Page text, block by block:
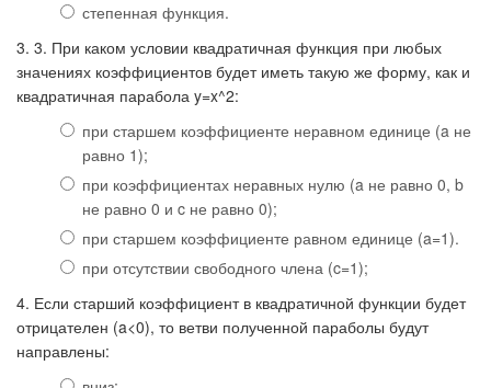
степенная функция.
3. 3. При каком условии квадратичная функция при любых
значениях коэффициентов будет иметь такую же форму, как и
квадратичная парабола y=x^2:
при старшем коэффициенте неравном единице (a не
равно 1);
при коэффициентах неравных нулю (a не равно 0, b
не равно 0 и c не равно 0);
при старшем коэффициенте равном единице (a=1).
при отсутствии свободного члена (c=1);
4. Если старший коэффициент в квадратичной функции будет
отрицателен (a<0), то ветви полученной параболы будут
направлены: